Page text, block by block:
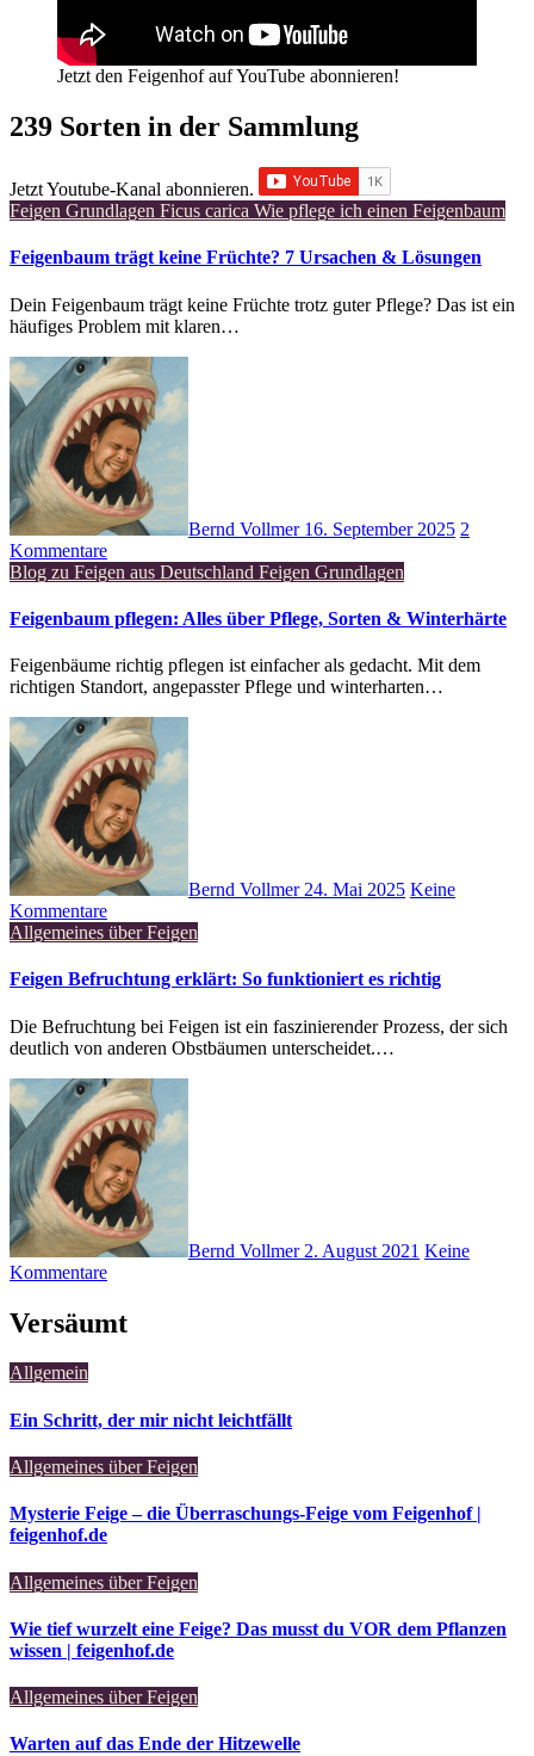
Jetzt den Feigenhof auf YouTube abonnieren!
239 Sorten in der Sammlung
Jetzt Youtube-Kanal abonnieren.
Feigen Grundlagen Ficus carica Wie pflege ich einen Feigenbaum
Feigenbaum trägt keine Früchte? 7 Ursachen & Lösungen
Dein Feigenbaum trägt keine Früchte trotz guter Pflege? Das ist ein
häufiges Problem mit klaren…
Bernd Vollmer 16. September 2025 2
Kommentare
Blog zu Feigen aus Deutschland Feigen Grundlagen
Feigenbaum pflegen: Alles über Pflege, Sorten & Winterhärte
Feigenbäume richtig pflegen ist einfacher als gedacht. Mit dem
richtigen Standort, angepasster Pflege und winterharten…
Bernd Vollmer 24. Mai 2025 Keine
Kommentare
Allgemeines über Feigen
Feigen Befruchtung erklärt: So funktioniert es richtig
Die Befruchtung bei Feigen ist ein faszinierender Prozess, der sich
deutlich von anderen Obstbäumen unterscheidet.…
Bernd Vollmer 2. August 2021 Keine
Kommentare
Versäumt
Allgemein
Ein Schritt, der mir nicht leichtfällt
Allgemeines über Feigen
Mysterie Feige – die Überraschungs-Feige vom Feigenhof |
feigenhof.de
Allgemeines über Feigen
Wie tief wurzelt eine Feige? Das musst du VOR dem Pflanzen
wissen | feigenhof.de
Allgemeines über Feigen
Warten auf das Ende der Hitzewelle